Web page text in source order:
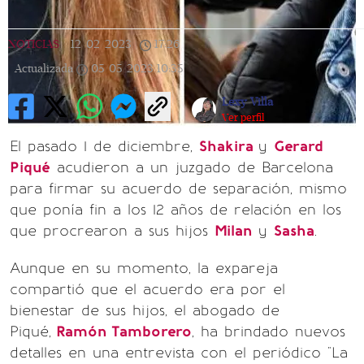
NOTICIAS | 12/02/2023 | 17:26 |
Actualizada
05/05/2023 10:35
Lexy Villa
Ver perfil
El pasado 1 de diciembre, Shakira y Gerard
Piqué acudieron a un juzgado de Barcelona
para firmar su acuerdo de separación, mismo
que ponía fin a los 12 años de relación en los
que procrearon a sus hijos Milan y Sasha.
Aunque en su momento, la expareja
compartió que el acuerdo era por el
bienestar de sus hijos, el abogado de
Piqué, Ramón Tamborero, ha brindado nuevos
detalles en una entrevista con el periódico "La